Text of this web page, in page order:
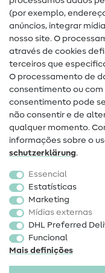
Guias de costura
Ajuda e contacto
Contacto
Mudança de
Perguntas frequentes
Direito de
Popular
Tecidos
Acessórios de costura
Promoção
(por exemplo,
anúncios, integrar
nosso site. O
através de cookies
terceiros que
O processamento de
consentimento ou com
consentimento pode
não consentir e de
qualquer momento.
informações sobre o
schutz­erklärung.
Essencial
Estatísticas
Marketing
Mídias externas
DHL Preferred
Funcional
Mais definições